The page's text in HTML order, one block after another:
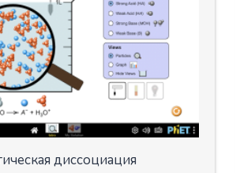
диссоциация